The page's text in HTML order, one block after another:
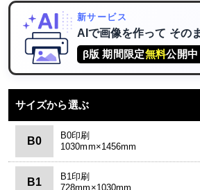
新サービス
AIで画像を作って その
β版 期間限定無料公開中
サイズから選ぶ
B0
B0印刷
1030mm×1456mm
B1
B1印刷
728mm×1030mm